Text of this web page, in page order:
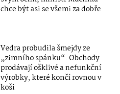
chce být asi se všemi za dobře
Vedra probudila šmejdy ze
„zimního spánku“. Obchody
prodávají ošklivé a nefunkční
výrobky, které končí rovnou v
koši